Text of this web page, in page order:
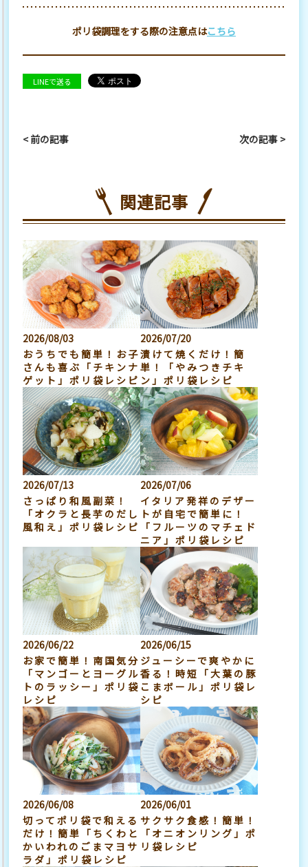
ポリ袋調理をする際の注意点はこちら
LINEで送る
< 前の記事 次の記事 >
関連記事
2026/08/03
おうちでも簡単！お子
さんも喜ぶ「チキンナ
ゲット」ポリ袋レシピ
2026/07/20
漬けて焼くだけ！簡
単！「やみつきチキ
ン」ポリ袋レシピ
2026/07/13
さっぱり和風副菜！
「オクラと長芋のだし
風和え」ポリ袋レシピ
2026/07/06
イタリア発祥のデザー
トが自宅で簡単に！
「フルーツのマチェド
ニア」ポリ袋レシピ
2026/06/22
お家で簡単！南国気分
「マンゴーとヨーグル
トのラッシー」ポリ袋
レシピ
2026/06/15
ジューシーで爽やかに
香る！時短「大葉の豚
こまボール」ポリ袋レ
シピ
2026/06/08
切ってポリ袋で和える
だけ！簡単「ちくわと
かいわれのごまマヨサ
ラダ」ポリ袋レシピ
2026/06/01
サクサク食感！簡単！
「オニオンリング」ポ
リ袋レシピ